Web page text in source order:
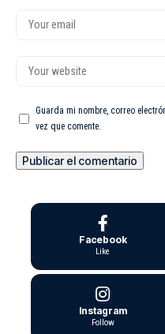
Guarda mi nombre, correo
vez que comente.
Facebook
Like
Instagram
Follow